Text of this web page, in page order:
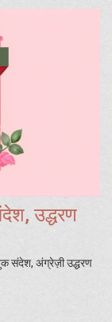
उद्धरण
संदेश, अंग्रेज़ी उद्धरण